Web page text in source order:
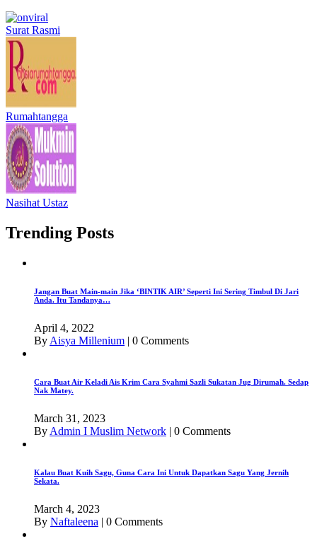
Surat Rasmi
Rumahtangga
Nasihat Ustaz
Trending Posts
Jangan Buat Main-main Jika ‘BINTIK AIR’ Seperti Ini Sering Timbul Di Jari
Anda. Itu Tandanya…
April 4, 2022
By Aisya Millenium | 0 Comments
Cara Buat Air Keladi Ais Krim Cara Syahmi Sazli Sukatan Jug Dirumah. Sedap
Nak Matey.
March 31, 2023
By Admin I Muslim Network | 0 Comments
Kalau Buat Kuih Sagu, Guna Cara Ini Untuk Dapatkan Sagu Yang Jernih
Sekata.
March 4, 2023
By Naftaleena | 0 Comments